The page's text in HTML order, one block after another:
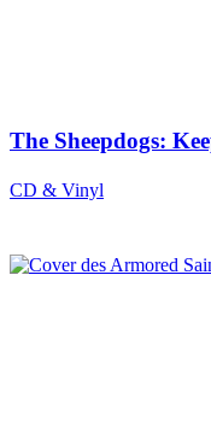
The Sheepdogs:
CD & Vinyl